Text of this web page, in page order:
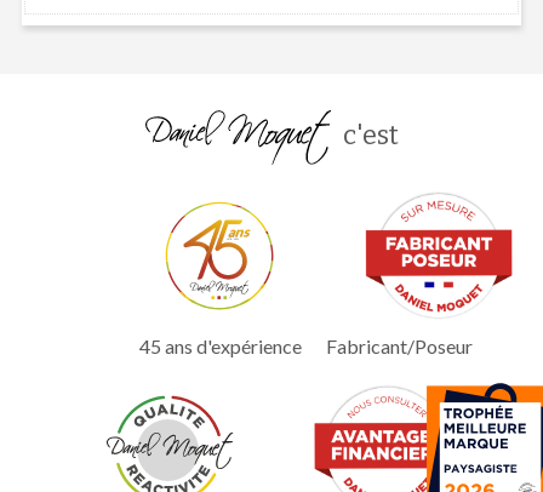
c'est
45 ans d'expérience Fabricant/Poseur